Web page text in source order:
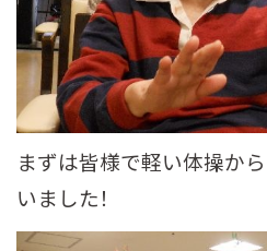
まずは皆様で軽い体操から
いました！